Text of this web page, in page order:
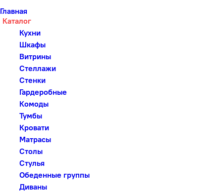
Главная
Каталог
Кухни
Шкафы
Витрины
Стеллажи
Стенки
Гардеробные
Комоды
Тумбы
Кровати
Матрасы
Столы
Стулья
Обеденные группы
Диваны